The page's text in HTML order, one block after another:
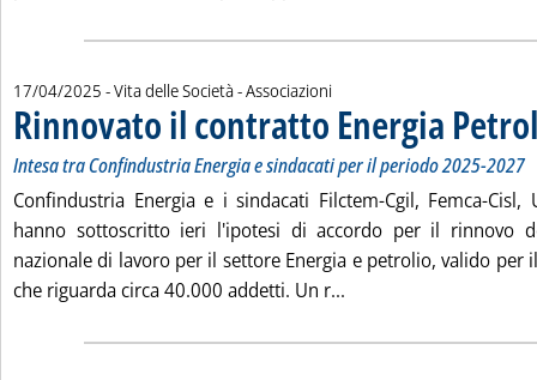
17/04/2025 - Vita delle Società - Associazioni
Rinnovato il contratto Energia
Intesa tra Confindustria Energia e sindacati per il periodo 2025-2027
Confindustria Energia e i sindacati Filctem-Cgil, Femca-
hanno sottoscritto ieri l'ipotesi di accordo per il rinnovo
nazionale di lavoro per il settore Energia e petrolio, valido per
che riguarda circa 40.000 addetti. Un r...